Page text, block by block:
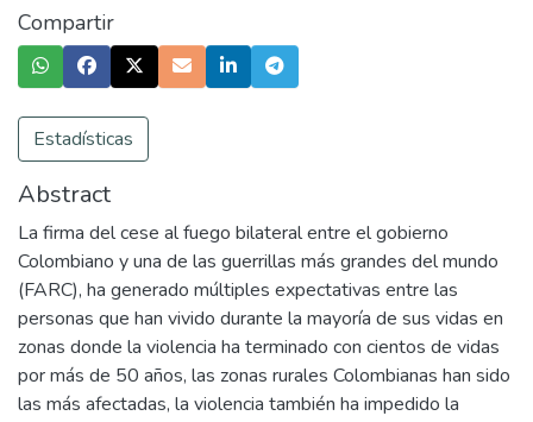
Compartir
Estadísticas
Abstract
La firma del cese al fuego bilateral entre el gobierno
Colombiano y una de las guerrillas más grandes del mundo
(FARC), ha generado múltiples expectativas entre las
personas que han vivido durante la mayoría de sus vidas en
zonas donde la violencia ha terminado con cientos de vidas
por más de 50 años, las zonas rurales Colombianas han sido
las más afectadas, la violencia también ha impedido la